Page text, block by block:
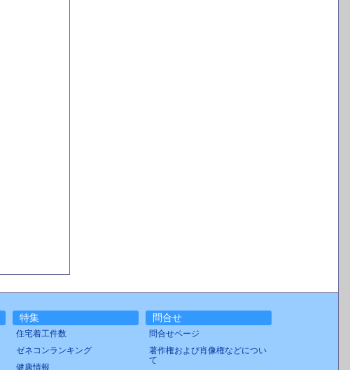
特集
住宅着工件数
ゼネコンランキング
健康情報
問合せ
問合せページ
著作権および肖像権などについ
て